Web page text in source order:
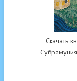
Скачать